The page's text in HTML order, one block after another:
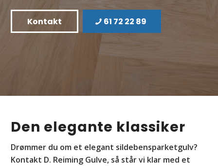
Kontakt 61 72 22 89
Den elegante klassiker
Drømmer du om et elegant sildebensparketgulv?
Kontakt D. Reiming Gulve, så står vi klar med et